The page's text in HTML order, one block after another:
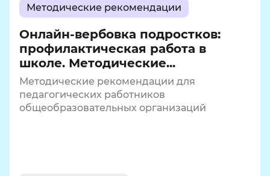
Методические рекомендации
Онлайн-вербовка подростков:
профилактическая работа в
школе. Методические...
Методические рекомендации для
педагогических работников
общеобразовательных организаций